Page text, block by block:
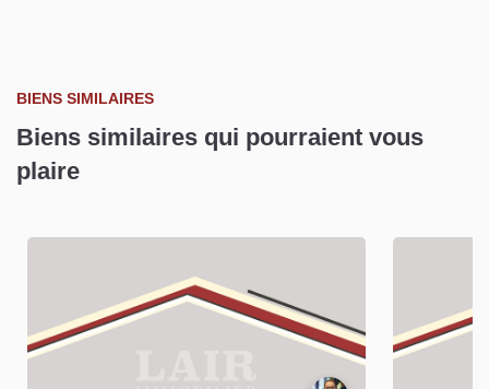
BIENS SIMILAIRES
Biens similaires qui pourraient vous
plaire